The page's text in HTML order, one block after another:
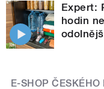
Expert:
hodin
E-SHOP ČESKÉHO